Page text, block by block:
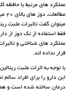
میتوان گفت تاثیرات مثبت
فقط استفاده از تک دوز از
عملکرد های شناختی و
قرار نداده اند.
با توجه به اثرات مثبت
این دارو را برای افراد
درمان ساخته شده است و